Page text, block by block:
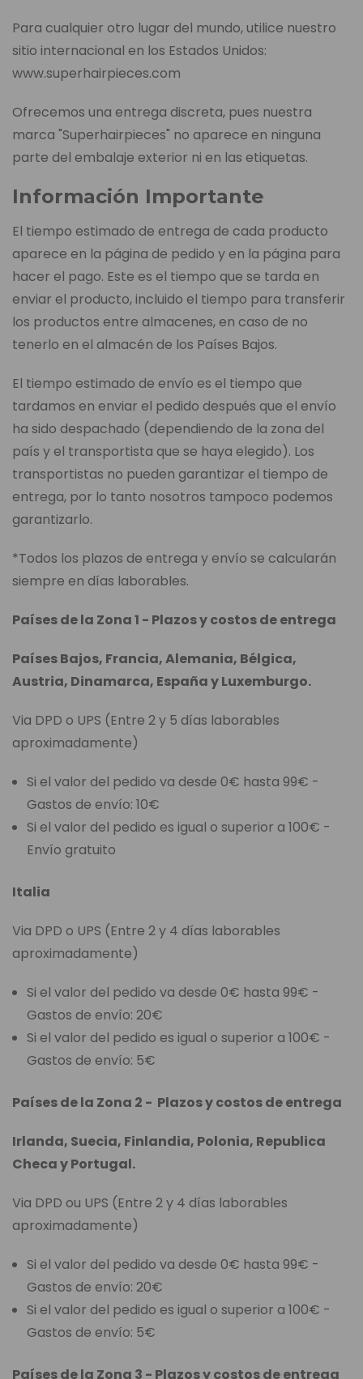
Para cualquier otro lugar del mundo, utilice nuestro
sitio internacional en los Estados Unidos:
www.superhairpieces.com
Ofrecemos una entrega discreta, pues nuestra
marca "Superhairpieces" no aparece en ninguna
parte del embalaje exterior ni en las etiquetas.
Información Importante
El tiempo estimado de entrega de cada producto
aparece en la página de pedido y en la página para
hacer el pago. Este es el tiempo que se tarda en
enviar el producto, incluido el tiempo para transferir
los productos entre almacenes, en caso de no
tenerlo en el almacén de los Países Bajos.
El tiempo estimado de envío es el tiempo que
tardamos en enviar el pedido después que el envío
ha sido despachado (dependiendo de la zona del
país y el transportista que se haya elegido). Los
transportistas no pueden garantizar el tiempo de
entrega, por lo tanto nosotros tampoco podemos
garantizarlo.
*Todos los plazos de entrega y envío se calcularán
siempre en días laborables.
Países de la Zona 1 - Plazos y costos de entrega
Países Bajos, Francia, Alemania, Bélgica,
Austria, Dinamarca, España y Luxemburgo.
Via DPD o UPS (Entre 2 y 5 días laborables
aproximadamente)
Si el valor del pedido va desde 0€ hasta 99€ -
Gastos de envío: 10€
Si el valor del pedido es igual o superior a 100€ -
Envío gratuito
Italia
Via DPD o UPS (Entre 2 y 4 días laborables
aproximadamente)
Si el valor del pedido va desde 0€ hasta 99€ -
Gastos de envío: 20€
Si el valor del pedido es igual o superior a 100€ -
Gastos de envío: 5€
Países de la Zona 2 - Plazos y costos de entrega
Irlanda, Suecia, Finlandia, Polonia, Republica
Checa y Portugal.
Via DPD ou UPS (Entre 2 y 4 días laborables
aproximadamente)
Si el valor del pedido va desde 0€ hasta 99€ -
Gastos de envío: 20€
Si el valor del pedido es igual o superior a 100€ -
Gastos de envío: 5€
Países de la Zona 3 - Plazos y costos de entrega